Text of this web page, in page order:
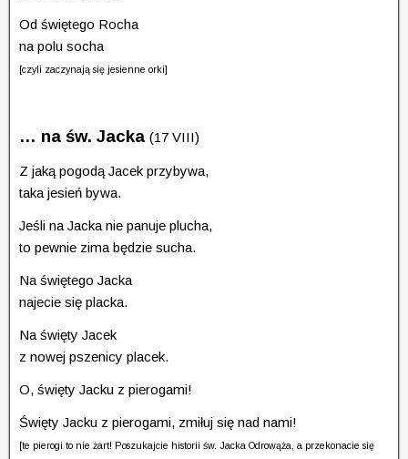
Od świętego Rocha
na polu socha
[czyli zaczynają się jesienne orki]
… na św. Jacka (17 VIII)
Z jaką pogodą Jacek przybywa,
taka jesień bywa.
Jeśli na Jacka nie panuje plucha,
to pewnie zima będzie sucha.
Na świętego Jacka
najecie się placka.
Na święty Jacek
z nowej pszenicy placek.
O, święty Jacku z pierogami!
Święty Jacku z pierogami, zmiłuj się nad nami!
[te pierogi to nie żart! Poszukajcie historii św. Jacka Odrowąża, a przekonacie się